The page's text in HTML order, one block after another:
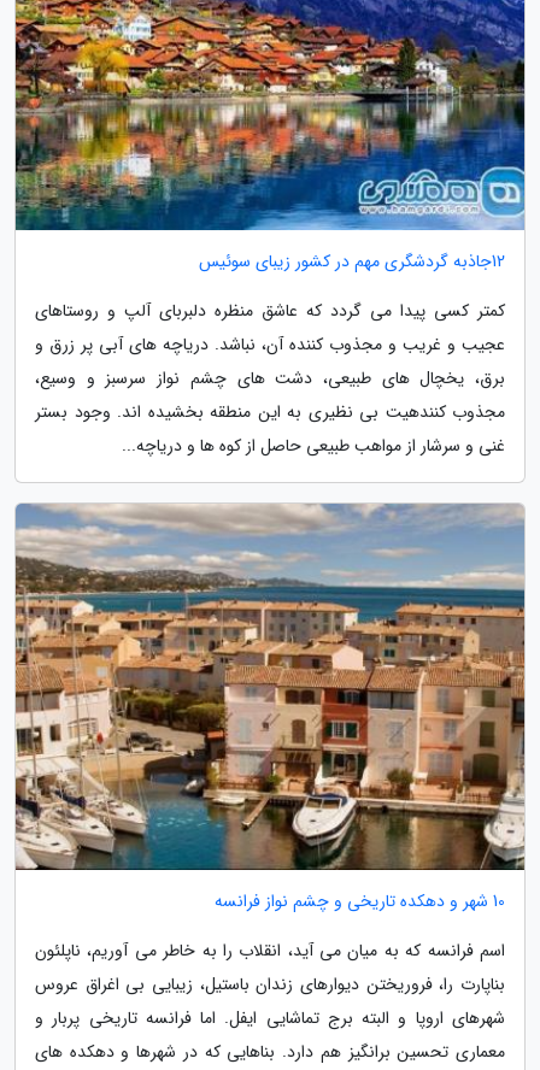
12جاذبه گردشگری مهم در کشور زیبای سوئیس
کمتر کسی پیدا می گردد که عاشق منظره دلبربای آلپ و روستاهای
عجیب و غریب و مجذوب کننده آن، نباشد. دریاچه های آبی پر زرق و
برق، یخچال های طبیعی، دشت های چشم نواز سرسبز و وسیع،
مجذوب کنندهیت بی نظیری به این منطقه بخشیده اند. وجود بستر
غنی و سرشار از مواهب طبیعی حاصل از کوه ها و دریاچه...
10 شهر و دهکده تاریخی و چشم نواز فرانسه
اسم فرانسه که به میان می آید، انقلاب را به خاطر می آوریم، ناپلئون
بناپارت را، فروریختن دیوارهای زندان باستیل، زیبایی بی اغراق عروس
شهرهای اروپا و البته برج تماشایی ایفل. اما فرانسه تاریخی پربار و
معماری تحسین برانگیز هم دارد. بناهایی که در شهرها و دهکده های